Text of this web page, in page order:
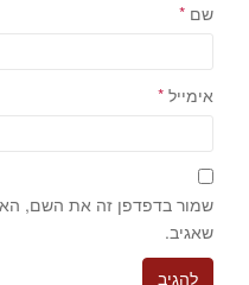
שם *
אימייל *
שמור בדפדפן זה את השם,
שאגיב.